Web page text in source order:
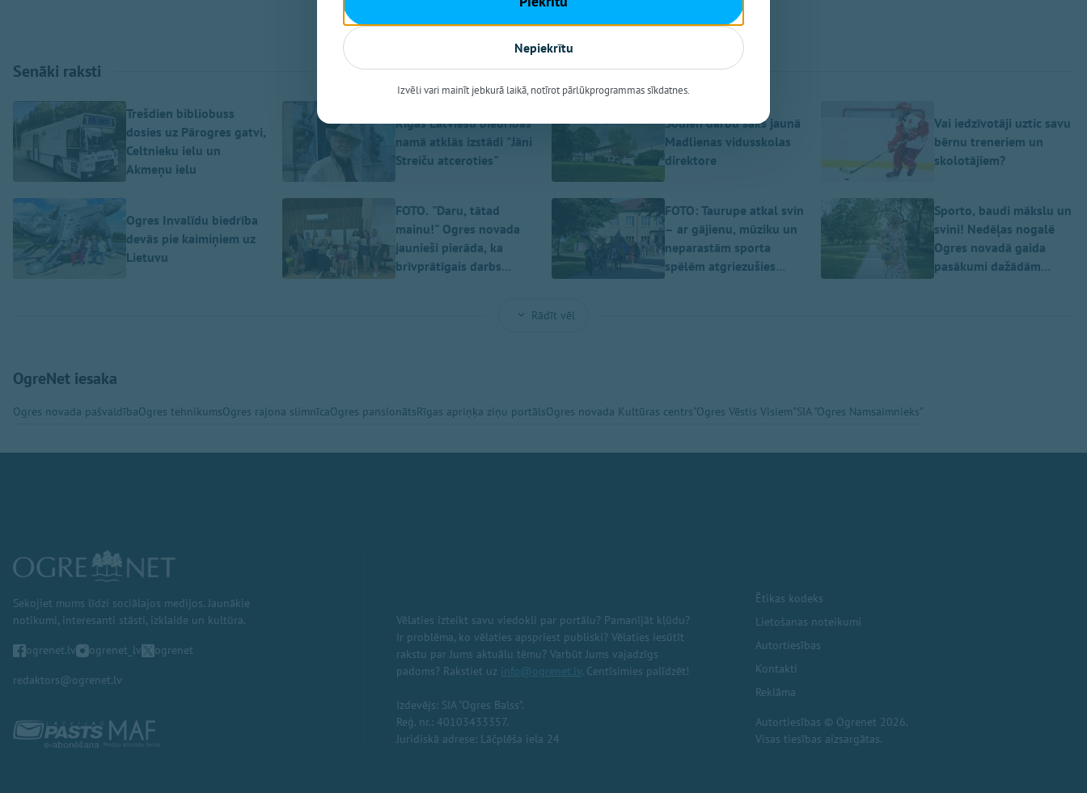
Senāki raksti
Trešdien bibliobuss
dosies uz Pārogres gatvi,
Celtnieku ielu un
Akmeņu ielu
Rīgas Latviešu biedrības
namā atklās izstādi "Jāni
Streiču atceroties"
Šodien darbu sāks jaunā
Madlienas vidusskolas
direktore
Vai iedzīvotāji uztic savu
bērnu treneriem un
skolotājiem?
Ogres Invalīdu biedrība
devās pie kaimiņiem uz
Lietuvu
FOTO. "Daru, tātad
mainu!" Ogres novada
jaunieši pierāda, ka
brīvprātīgais darbs
FOTO: Taurupe atkal svin
– ar gājienu, mūziku un
neparastām sporta
spēlēm atgriezušies
Sporto, baudi mākslu un
svini! Nedēļas nogalē
Ogres novadā gaida
pasākumi dažādām
Rādīt vēl
OgreNet iesaka
Ogres novada pašvaldībaOgres tehnikumsOgres rajona slimnīcaOgres pansionātsRīgas apriņķa ziņu portālsOgres novada Kultūras centrs"Ogres Vēstis Visiem"SIA "Ogres Namsaimnieks"
Sekojiet mums līdzi sociālajos medijos. Jaunākie
notikumi, interesanti stāsti, izklaide un kultūra.
ogrenet.lv ogrenet_lv ogrenet
redaktors@ogrenet.lv
Vēlaties izteikt savu viedokli par portālu? Pamanījāt kļūdu?
Ir problēma, ko vēlaties apspriest publiski? Vēlaties iesūtīt
rakstu par Jums aktuālu tēmu? Varbūt Jums vajadzīgs
padoms? Rakstiet uz info@ogrenet.lv. Centīsimies palīdzēt!
Izdevējs: SIA "Ogres Balss".
Reģ. nr.: 40103433357.
Juridiskā adrese: Lāčplēša iela 24
Ētikas kodeks
Lietošanas noteikumi
Autortiesības
Kontakti
Reklāma
Autortiesības © Ogrenet 2026.
Visas tiesības aizsargātas.
Nepiekrītu
Izvēli vari mainīt jebkurā laikā, notīrot pārlūkprogrammas sīkdatnes.